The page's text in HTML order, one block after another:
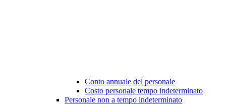
Conto annuale del personale
Costo personale tempo indeterminato
Personale non a tempo indeterminato